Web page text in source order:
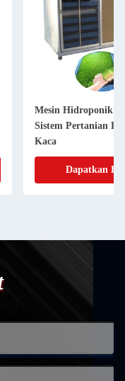
Mesin Hidroponik
Sistem Pertanian
Kaca
Dapatkan